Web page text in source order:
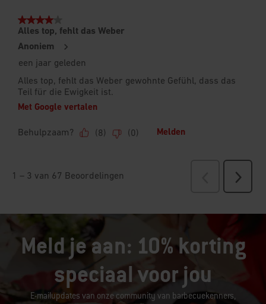
Meld je aan: 10% korting
speciaal voor jou
E-mailupdates van onze community van barbecuekenners,